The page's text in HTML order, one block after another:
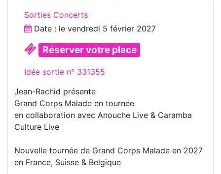
Sorties Concerts
Date : le vendredi 5 février 2027
Réserver votre place
Idée sortie n° 331355
Jean-Rachid présente
Grand Corps Malade en tournée
en collaboration avec Anouche Live & Caramba
Culture Live
Nouvelle tournée de Grand Corps Malade en 2027
en France, Suisse & Belgique